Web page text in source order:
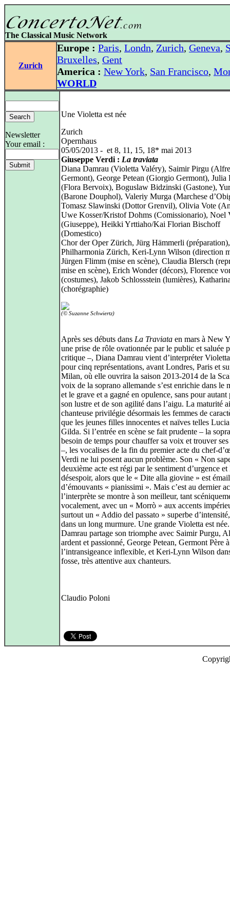
The Classical Music Network
Zurich
Europe : Paris, Londn, Zurich, Geneva,
Bruxelles, Gent
America : New York, San Francisco,
WORLD
Newsletter
Your email :
Une Violetta est née
Zurich
Opernhaus
05/05/2013 - et 8, 11, 15, 18* mai 2013
Giuseppe Verdi : La traviata
Diana Damrau (Violetta Valéry), Saimir Pirgu
Germont), George Petean (Giorgio Germont), Julia
(Flora Bervoix), Boguslaw Bidzinski (Gastone),
(Barone Douphol), Valeriy Murga (Marchese
Tomasz Slawinski (Dottor Grenvil), Olivia Vote
Uwe Kosser/Kristof Dohms (Comissionario), Noel
(Giuseppe), Heikki Yrttiaho/Kai Florian Bischoff
(Domestico)
Chor der Oper Zürich, Jürg Hämmerli (préparation),
Philharmonia Zürich, Keri-Lynn Wilson (direction
Jürgen Flimm (mise en scène), Claudia Blersch
mise en scène), Erich Wonder (décors), Florence
(costumes), Jakob Schlossstein (lumières),
(chorégraphie)
(© Suzanne Schwiertz)
Après ses débuts dans La Traviata en mars à New
une prise de rôle ovationnée par le public et saluée
critique –, Diana Damrau vient d’interpréter
pour cinq représentations, avant Londres, Paris et
Milan, où elle ouvrira la saison 2013-2014 de la
voix de la soprano allemande s’est enrichie dans le
et le grave et a gagné en opulence, sans pour autant
son lustre et de son agilité dans l’aigu. La maturité
chanteuse privilégie désormais les femmes de
que les jeunes filles innocentes et naïves telles
Gilda. Si l’entrée en scène se fait prudente – la
besoin de temps pour chauffer sa voix et trouver ses
–, les vocalises de la fin du premier acte du chef-
Verdi ne lui posent aucun problème. Son « Non
deuxième acte est régi par le sentiment d’urgence et
désespoir, alors que le « Dite alla giovine » est
d’émouvants « pianissimi ». Mais c’est au dernier
l’interprète se montre à son meilleur, tant
vocalement, avec un « Morrò » aux accents
surtout un « Addio del passato » superbe
dans un long murmure. Une grande Violetta est
Damrau partage son triomphe avec Saimir Purgu,
ardent et passionné, George Petean, Germont Père à
l’intransigeance inflexible, et Keri-Lynn Wilson
fosse, très attentive aux chanteurs.
Claudio Poloni